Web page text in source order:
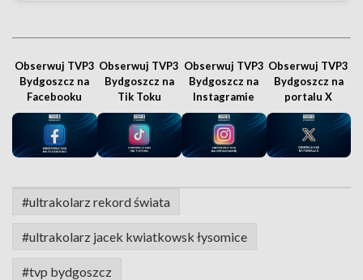
Obserwuj TVP3
Bydgoszcz na
Facebooku
Obserwuj TVP3
Bydgoszcz na
Tik Toku
Obserwuj TVP3
Bydgoszcz na
Instagramie
Obserwuj TVP3
Bydgoszcz na
portalu X
#ultrakolarz rekord świata
#ultrakolarz jacek kwiatkowsk łysomice
#tvp bydgoszcz